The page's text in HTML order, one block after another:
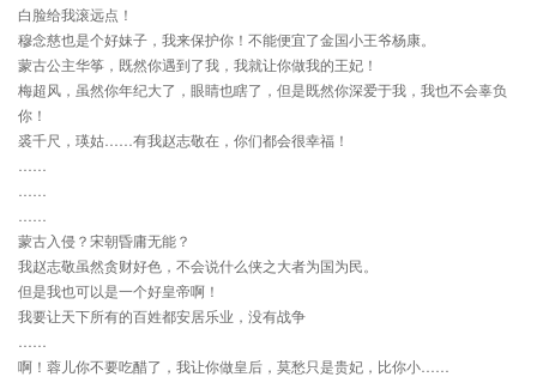
白脸给我滚远点！
穆念慈也是个好妹子，我来保护你！不能便宜了金国小王爷杨康。
蒙古公主华筝，既然你遇到了我，我就让你做我的王妃！
梅超风，虽然你年纪大了，眼睛也瞎了，但是既然你深爱于我，我也不会辜负
你！
裘千尺，瑛姑……有我赵志敬在，你们都会很幸福！
蒙古入侵？宋朝昏庸无能？
我赵志敬虽然贪财好色，不会说什么侠之大者为国为民。
但是我也可以是一个好皇帝啊！
我要让天下所有的百姓都安居乐业，没有战争
啊！蓉儿你不要吃醋了，我让你做皇后，莫愁只是贵妃，比你小……